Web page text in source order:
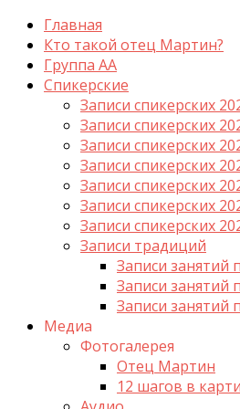
Главная
Кто такой отец Мартин?
Группа АА
Спикерские
Записи спикерских
Записи спикерских
Записи спикерских
Записи спикерских
Записи спикерских
Записи спикерских
Записи спикерских
Записи традиций
Записи занятий
Записи занятий
Записи занятий
Медиа
Фотогалерея
Отец Мартин
12 шагов в